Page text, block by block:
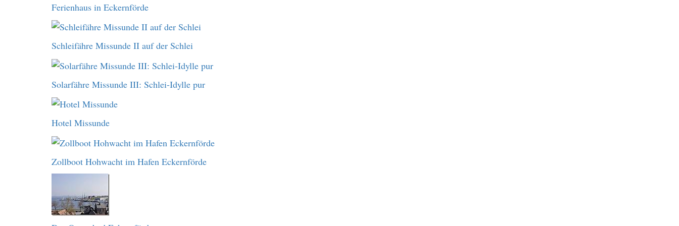
Ferienhaus in Eckernförde
Schleifähre Missunde II auf der Schlei
Solarfähre Missunde III: Schlei-Idylle pur
Hotel Missunde
Zollboot Hohwacht im Hafen Eckernförde